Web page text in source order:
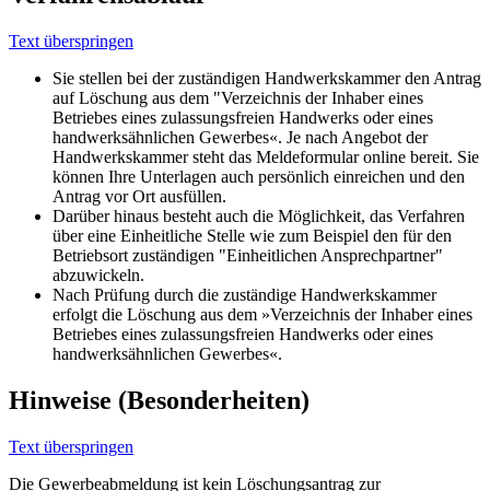
Text überspringen
Sie stellen bei der zuständigen Handwerkskammer den Antrag
auf Löschung aus dem "Verzeichnis der Inhaber eines
Betriebes eines zulassungsfreien Handwerks oder eines
handwerksähnlichen Gewerbes«. Je nach Angebot der
Handwerkskammer steht das Meldeformular online bereit. Sie
können Ihre Unterlagen auch persönlich einreichen und den
Antrag vor Ort ausfüllen.
Darüber hinaus besteht auch die Möglichkeit, das Verfahren
über eine Einheitliche Stelle wie zum Beispiel den für den
Betriebsort zuständigen "Einheitlichen Ansprechpartner"
abzuwickeln.
Nach Prüfung durch die zuständige Handwerkskammer
erfolgt die Löschung aus dem »Verzeichnis der Inhaber eines
Betriebes eines zulassungsfreien Handwerks oder eines
handwerksähnlichen Gewerbes«.
Hinweise (Besonderheiten)
Text überspringen
Die Gewerbeabmeldung ist kein Löschungsantrag zur